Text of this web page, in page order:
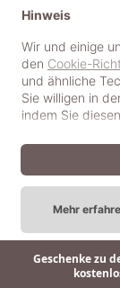
Geschenke zu
© 2018-2025
Hinweis
Wir und einige
den Cookie-
und ähnliche
Sie willigen in
indem Sie
Mehr